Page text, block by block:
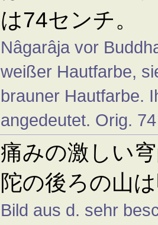
は74センチ。
Nâgarâja vor
weißer Hautfarbe,
brauner Hautfarbe.
angedeutet. Orig.
痛みの激しい
陀の後ろの山
Bild aus d. sehr